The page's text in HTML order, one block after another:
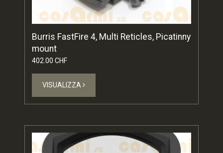
Burris FastFire 4, Multi Reticles, Picatinny
mount
402.00 CHF
VISUALIZZA